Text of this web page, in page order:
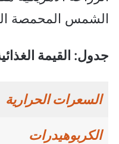
الشمس المحمصة
جدول: القيمة
السعرات الحرارية
الكربوهيدرات